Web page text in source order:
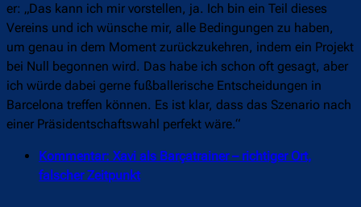
er: „Das kann ich mir vorstellen, ja. Ich bin ein Teil dieses
Vereins und ich wünsche mir, alle Bedingungen zu haben,
um genau in dem Moment zurückzukehren, indem ein Projekt
bei Null begonnen wird. Das habe ich schon oft gesagt, aber
ich würde dabei gerne fußballerische Entscheidungen in
Barcelona treffen können. Es ist klar, dass das Szenario nach
einer Präsidentschaftswahl perfekt wäre.“
Kommentar: Xavi als Barçatrainer – richtiger Ort,
falscher Zeitpunkt